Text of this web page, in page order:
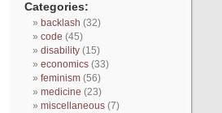
Categories:
backlash (32)
code (45)
disability (15)
economics (33)
feminism (56)
medicine (23)
miscellaneous (7)